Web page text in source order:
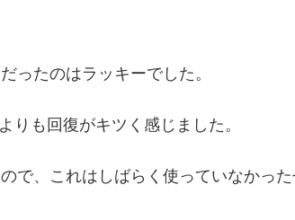
ったのはラッキーでした。
りも回復がキツく感じました。
で、これはしばらく使っていなかっ